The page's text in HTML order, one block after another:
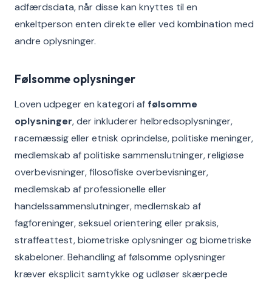
adfærdsdata, når disse kan knyttes til en
enkeltperson enten direkte eller ved kombination med
andre oplysninger.
Følsomme oplysninger
Loven udpeger en kategori af følsomme
oplysninger, der inkluderer helbredsoplysninger,
racemæssig eller etnisk oprindelse, politiske meninger,
medlemskab af politiske sammenslutninger, religiøse
overbevisninger, filosofiske overbevisninger,
medlemskab af professionelle eller
handelssammenslutninger, medlemskab af
fagforeninger, seksuel orientering eller praksis,
straffeattest, biometriske oplysninger og biometriske
skabeloner. Behandling af følsomme oplysninger
kræver eksplicit samtykke og udløser skærpede